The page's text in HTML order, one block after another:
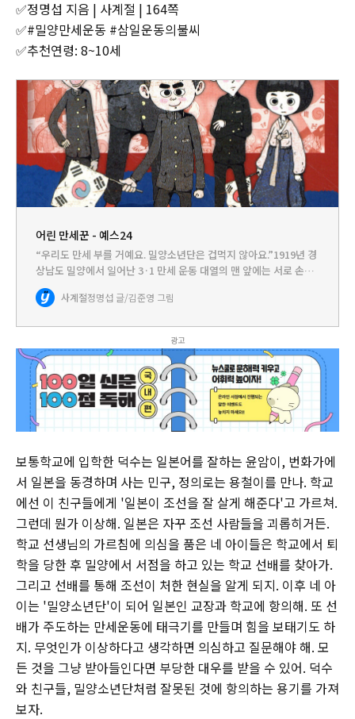
✅정명섭 지음 | 사계절 | 164쪽
✅#밀양만세운동 #삼일운동의불씨
✅추천연령: 8~10세
어린 만세꾼 - 예스24
“우리도 만세 부를 거예요. 밀양소년단은 겁먹지 않아요.”1919년 경
상남도 밀양에서 일어난 3·1 만세 운동 대열의 맨 앞에는 서로 손을
꼭 잡은 어린이들이 있었습니다. 이들은 일본의 감시를 피해 밤마다
태극기를 만들고, 친구들을 설득해 교문을 나섰습니다.…
사계절정명섭 글/김준영 그림
광고
보통학교에 입학한 덕수는 일본어를 잘하는 윤암이, 번화가에
서 일본을 동경하며 사는 민구, 정의로는 용철이를 만나. 학교
에선 이 친구들에게 '일본이 조선을 잘 살게 해준다'고 가르쳐.
그런데 뭔가 이상해. 일본은 자꾸 조선 사람들을 괴롭히거든.
학교 선생님의 가르침에 의심을 품은 네 아이들은 학교에서 퇴
학을 당한 후 밀양에서 서점을 하고 있는 학교 선배를 찾아가.
그리고 선배를 통해 조선이 처한 현실을 알게 되지. 이후 네 아
이는 '밀양소년단'이 되어 일본인 교장과 학교에 항의해. 또 선
배가 주도하는 만세운동에 태극기를 만들며 힘을 보태기도 하
지. 무엇인가 이상하다고 생각하면 의심하고 질문해야 해. 모
든 것을 그냥 받아들인다면 부당한 대우를 받을 수 있어. 덕수
와 친구들, 밀양소년단처럼 잘못된 것에 항의하는 용기를 가져
보자.